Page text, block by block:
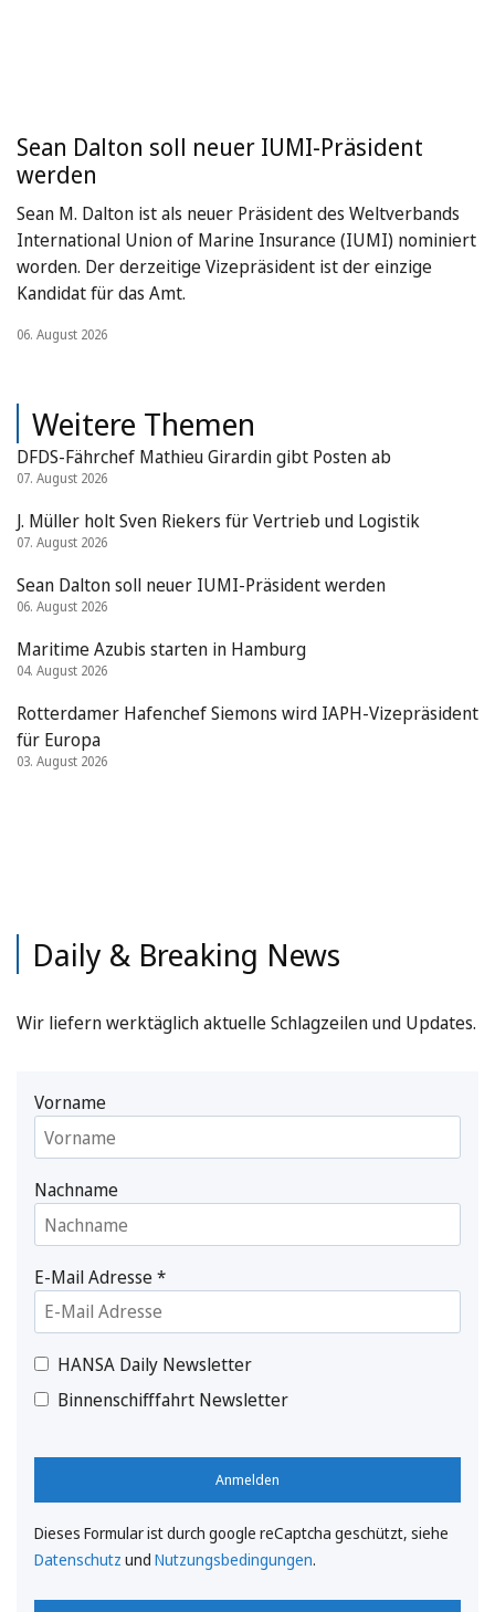
Sean Dalton soll neuer IUMI-Präsident
werden
Sean M. Dalton ist als neuer Präsident des Weltverbands
International Union of Marine Insurance (IUMI) nominiert
worden. Der derzeitige Vizepräsident ist der einzige
Kandidat für das Amt.
06. August 2026
Weitere Themen
DFDS-Fährchef Mathieu Girardin gibt Posten ab
07. August 2026
J. Müller holt Sven Riekers für Vertrieb und Logistik
07. August 2026
Sean Dalton soll neuer IUMI-Präsident werden
06. August 2026
Maritime Azubis starten in Hamburg
04. August 2026
Rotterdamer Hafenchef Siemons wird IAPH-Vizepräsident
für Europa
03. August 2026
Daily & Breaking News
Wir liefern werktäglich aktuelle Schlagzeilen und Updates.
Vorname
Nachname
E-Mail Adresse*
HANSA Daily Newsletter
Binnenschifffahrt Newsletter
Anmelden
Dieses Formular ist durch google reCaptcha geschützt, siehe
Datenschutz und Nutzungsbedingungen.